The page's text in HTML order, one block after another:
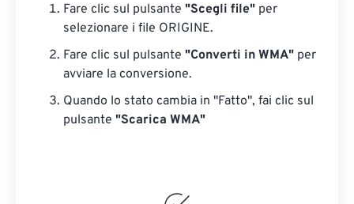
Fare clic sul pulsante "Scegli file" per
selezionare i file ORIGINE.
Fare clic sul pulsante "Converti in WMA" per
avviare la conversione.
Quando lo stato cambia in "Fatto", fai clic sul
pulsante "Scarica WMA"